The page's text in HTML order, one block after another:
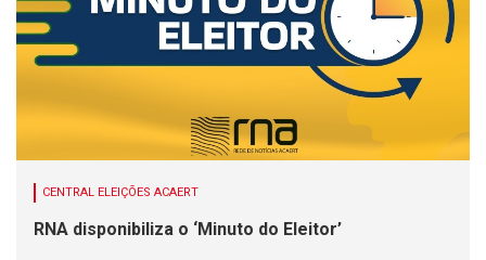
CENTRAL ELEIÇÕES ACAERT
RNA disponibiliza o ‘Minuto do Eleitor’